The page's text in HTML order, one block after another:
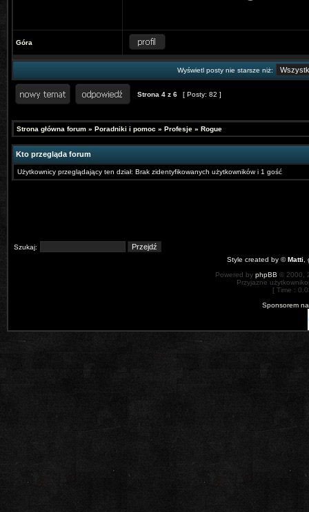
Góra
Wyświetl posty nie starsze niż:
Strona 4 z 6 [ Posty: 82 ]
Strona główna forum » Poradniki i pomoc » Profesje » Rogue
Kto przegląda forum
Użytkownicy przeglądający ten dział: Brak zidentyfikowanych użytkowników i 1 gość
Szukaj:
Style created by ©Matti
Powered by phpBB © 2000,
Przyjazne
[ Time :
Sponsorem